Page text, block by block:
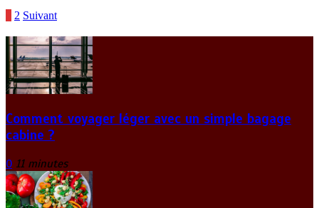
2 Suivant
Comment voyager léger avec un simple bagage
cabine ?
0 11 minutes